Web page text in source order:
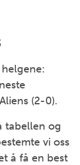
(2-0).
tabellen og
vi oss
å få en best